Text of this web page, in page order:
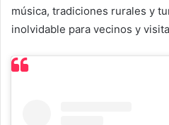
música, tradiciones rurales y
inolvidable para vecinos y